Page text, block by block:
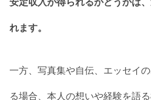
安定収入が得られるかどうかは
れます。
一方、写真集や自伝、エッセイ
る場合、本人の想いや経験を語